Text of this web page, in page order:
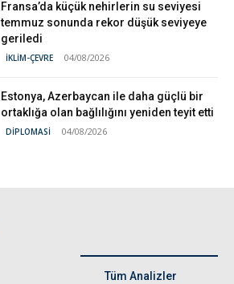
Fransa’da küçük nehirlerin su seviyesi
temmuz sonunda rekor düşük seviyeye
geriledi
İKLİM-ÇEVRE 04/08/2026
Estonya, Azerbaycan ile daha güçlü bir
ortaklığa olan bağlılığını yeniden teyit etti
DİPLOMASİ 04/08/2026
Tüm Analizler